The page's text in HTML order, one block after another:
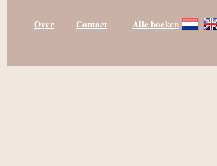
Over Contact Alle boeken